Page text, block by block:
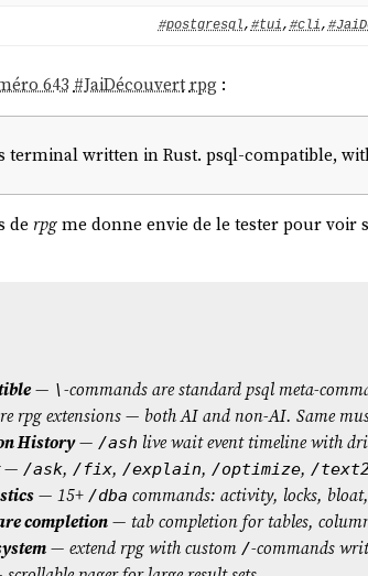
#postgresql, #tui, #cli,
643 #JaiDécouvertrpg:
terminal written in Rust. psql-compatible,
de rpgme donne envie de le tester pour voir
— \-commands are standard psql meta-
rpg extensions — both AI and non-AI. Same
History— /ash live wait event timeline with
— /ask, /fix, /explain, /optimize, /
— 15+ /dba commands: activity, locks,
completion— tab completion for tables,
— extend rpg with custom /-commands